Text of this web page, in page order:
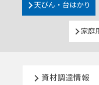
天びん・台はかり
家庭
資材調達情報